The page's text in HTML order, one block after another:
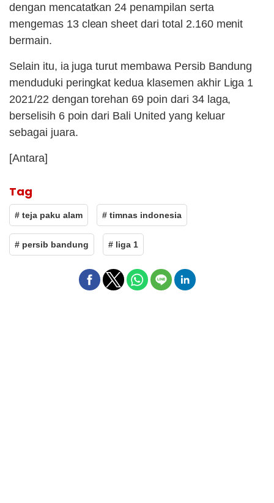
dengan mencatatkan 24 penampilan serta
mengemas 13 clean sheet dari total 2.160 menit
bermain.
Selain itu, ia juga turut membawa Persib Bandung
menduduki peringkat kedua klasemen akhir Liga 1
2021/22 dengan torehan 69 poin dari 34 laga,
berselisih 6 poin dari Bali United yang keluar
sebagai juara.
[Antara]
Tag
# teja paku alam # timnas indonesia
# persib bandung # liga 1